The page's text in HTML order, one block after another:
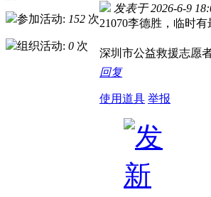
参加活动: 152 次
组织活动: 0 次
发表于 2026-6-9
21070李德胜，临时
深圳市公益救援志愿
回复
使用道具 举报